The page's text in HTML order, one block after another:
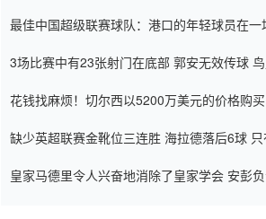
最佳中国超级联赛球队：港口的年轻球员在一
3场比赛中有23张射门在底部 郭安无效传球
花钱找麻烦！切尔西以5200万美元的价格购
缺少英超联赛金靴位三连胜 海拉德落后6球 只
皇家马德里令人兴奋地消除了皇家学会 安彭负